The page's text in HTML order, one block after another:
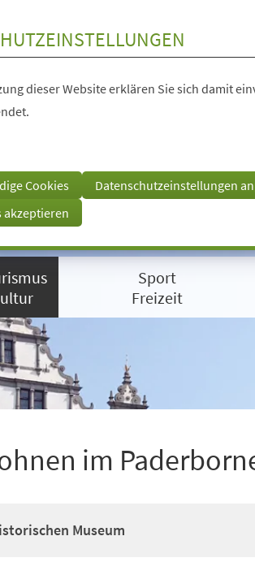
dieser Website erklären Sie sich damit
Cookies
Datenschutzeinstellungen
akzeptieren
Sport
Freizeit
im
Museum